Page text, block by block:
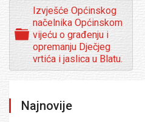
F
o
d
Izvješće Općinskog
načelnika Općinskom
vijeću o građenju i
opremanju Dječjeg
vrtića i jaslica u Blatu.
Najnovije